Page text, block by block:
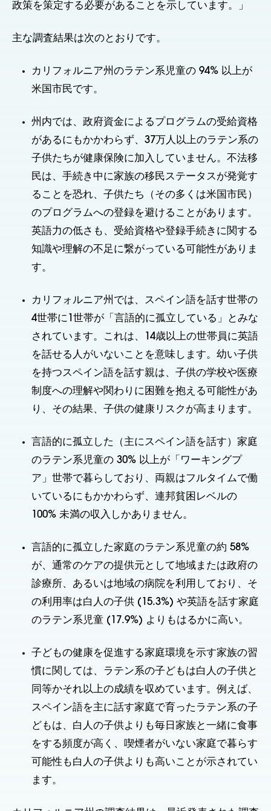
政策を策定する必要があることを示しています。」
主な調査結果は次のとおりです。
カリフォルニア州のラテン系児童の 94% 以上が
米国市民です。
州内では、政府資金によるプログラムの受給資格
があるにもかかわらず、37万人以上のラテン系の
子供たちが健康保険に加入していません。不法移
民は、手続き中に家族の移民ステータスが発覚す
ることを恐れ、子供たち（その多くは米国市民）
のプログラムへの登録を避けることがあります。
英語力の低さも、受給資格や登録手続きに関する
知識や理解の不足に繋がっている可能性がありま
す。
カリフォルニア州では、スペイン語を話す世帯の
4世帯に1世帯が「言語的に孤立している」とみな
されています。これは、14歳以上の世帯員に英語
を話せる人がいないことを意味します。幼い子供
を持つスペイン語を話す親は、子供の学校や医療
制度への理解や関わりに困難を抱える可能性があ
り、その結果、子供の健康リスクが高まります。
言語的に孤立した（主にスペイン語を話す）家庭
のラテン系児童の 30% 以上が「ワーキングプ
ア」世帯で暮らしており、両親はフルタイムで働
いているにもかかわらず、連邦貧困レベルの
100% 未満の収入しかありません。
言語的に孤立した家庭のラテン系児童の約 58%
が、通常のケアの提供元として地域または政府の
診療所、あるいは地域の病院を利用しており、そ
の利用率は白人の子供 (15.3%) や英語を話す家庭
のラテン系児童 (17.9%) よりもはるかに高い。
子どもの健康を促進する家庭環境を示す家族の習
慣に関しては、ラテン系の子どもは白人の子供と
同等かそれ以上の成績を収めています。例えば、
スペイン語を主に話す家庭で育ったラテン系の子
どもは、白人の子供よりも毎日家族と一緒に食事
をする頻度が高く、喫煙者がいない家庭で暮らす
可能性も白人の子供よりも高いことが示されてい
ます。